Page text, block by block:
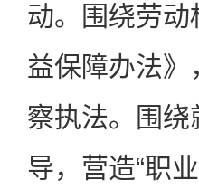
动。围绕劳
益保障办法
察执法。围
导，营造“职